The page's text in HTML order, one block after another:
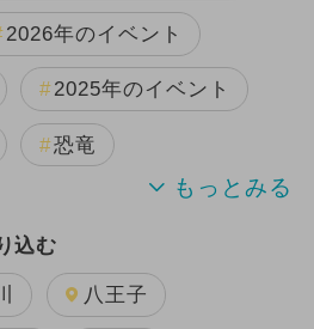
2026年のイベント
2025年のイベント
恐竜
キャラクター
込む
八王子